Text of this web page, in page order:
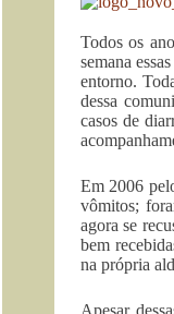
Todos os
semana
entorno.
dessa
casos de
Em 2006
vômitos;
agora se
bem
na própria
Apesar